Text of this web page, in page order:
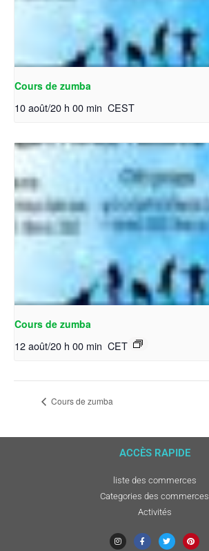
Cours de zumba
10 août/20 h 00 min CEST
Cours de zumba
12 août/20 h 00 min CET
Cours de zumba
ACCÈS RAPIDE
liste des commerces
Categories des commerces
Activités